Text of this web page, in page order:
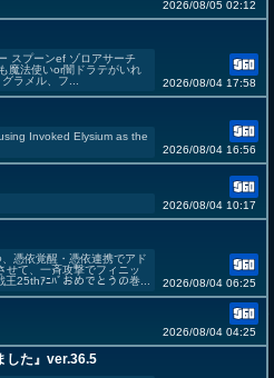
2026/08/05 02:12
スプーンef ゾロアサーチ
魔法使いor闇ドラテがいれ
ラメル、フ...
2026/08/04 17:58
Invoked Elysium as the
2026/08/04 16:56
2026/08/04 10:17
憑依覚醒・憑依連携でアド
せて、一斉攻撃でフィニッ
王25thｱﾆﾊﾞおめでとうの巻...
2026/08/04 06:25
2026/08/04 04:25
した』ver.36.5